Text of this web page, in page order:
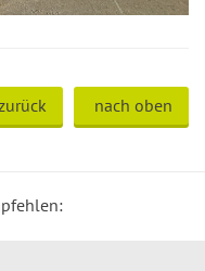
nach oben